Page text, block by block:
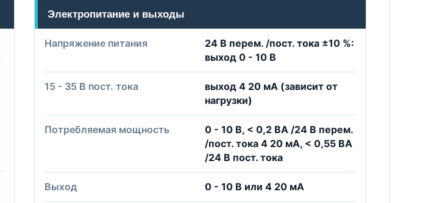
Электропитание и выходы
Напряжение питания
24 В перем. /пост. тока ±10 %:
выход 0 - 10 В
15 - 35 В пост. тока
выход 4 20 мА (зависит от
нагрузки)
Потребляемая мощность
0 - 10 В, < 0,2 ВA /24 В перем.
/пост. тока 4 20 мА, < 0,55 ВA
/24 В пост. тока
Выход 0 - 10 В или 4 20 мА